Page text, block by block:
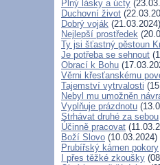
Plný lásky a úcty
Duchovní život
Dobrý voják (21.03.2024)
Nejlepší prostředek
Ty jsi šťastný pěstoun
Je potřeba se sehnout
Obrací k Bohu
Věrni křesťanskému
Tajemství vytrvalosti
Nebyl mu umožněn
Vyplňuje prázdnotu
Strhávat druhé za sebou
Účinně pracovat
Boží Slovo (10.03.2024)
Prubířský kámen pokory
I přes těžké zkoušky